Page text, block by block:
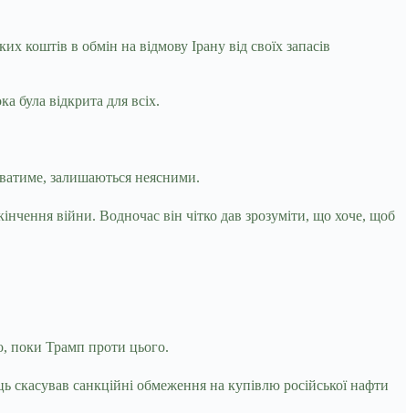
коштів в обмін на відмову Ірану від своїх запасів
була відкрита для всіх.
залишаються неясними.
війни. Водночас він чітко дав зрозуміти, що хоче, щоб
поки Трамп проти цього.
санкційні обмеження на купівлю російської нафти